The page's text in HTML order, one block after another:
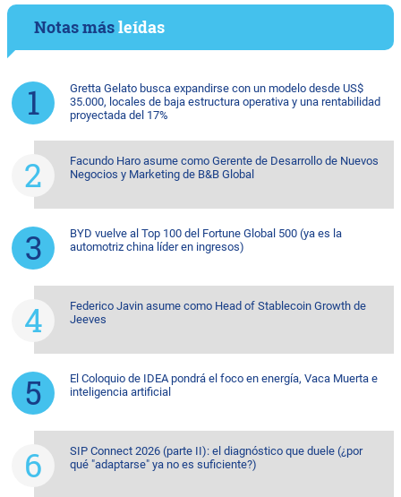
Notas másleídas
Gretta Gelato busca expandirse con un modelo desde US$
35.000, locales de baja estructura operativa y una rentabilidad
proyectada del 17%
Facundo Haro asume como Gerente de Desarrollo de Nuevos
Negocios y Marketing de B&B Global
BYD vuelve al Top 100 del Fortune Global 500 (ya es la
automotriz china líder en ingresos)
Federico Javin asume como Head of Stablecoin Growth de
Jeeves
El Coloquio de IDEA pondrá el foco en energía, Vaca Muerta e
inteligencia artificial
SIP Connect 2026 (parte II): el diagnóstico que duele (¿por
qué "adaptarse" ya no es suficiente?)